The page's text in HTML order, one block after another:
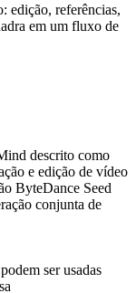
edição, referências,
em um fluxo de
descrito como
e edição de vídeo
ByteDance Seed
conjunta de
ser usadas